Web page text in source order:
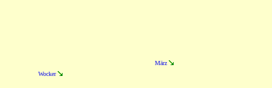
März
Wocker